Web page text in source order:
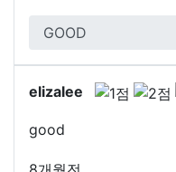
elizalee
good